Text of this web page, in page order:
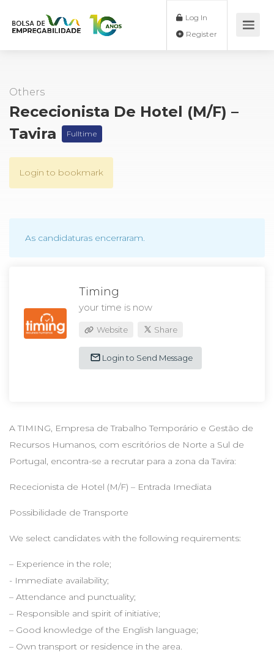
Log In
Others
Rececionista De Hotel (M/F) –
Tavira
Fulltime
Login to bookmark
As candidaturas encerraram.
Timing
your time is now
Website Share
Login to Send Message
A TIMING, Empresa de Trabalho Temporário e Gestão de
Recursos Humanos, com escritórios de Norte a Sul de
Portugal, encontra-se a recrutar para a zona da Tavira:
Rececionista de Hotel (M/F) – Entrada Imediata
Possibilidade de Transporte
We select candidates with the following requirements:
– Experience in the role;
- Immediate availability;
– Attendance and punctuality;
– Responsible and spirit of initiative;
– Good knowledge of the English language;
– Own transport or residence in the area.